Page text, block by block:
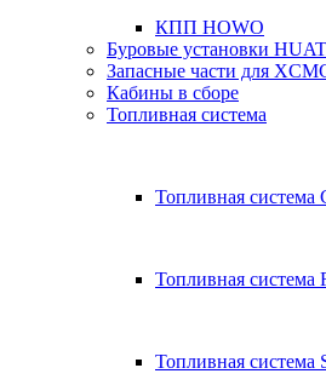
КПП HOWO
Буровые установки
Запасные части для
Кабины в сборе
Топливная система
Топливная система
Топливная система
Топливная система